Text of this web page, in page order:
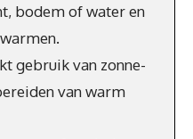
bodem of water en
gebruik van zonne-
van warm